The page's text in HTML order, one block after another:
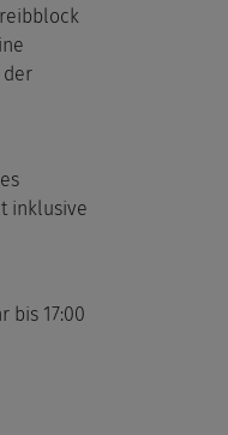
der
inklusive
bis 17:00